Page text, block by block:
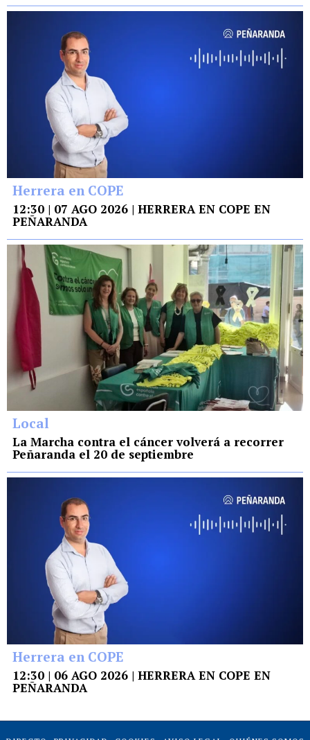
Herrera en COPE
12:30 | 07 AGO 2026 | HERRERA EN COPE EN
PEÑARANDA
Local
La Marcha contra el cáncer volverá a recorrer
Peñaranda el 20 de septiembre
Herrera en COPE
12:30 | 06 AGO 2026 | HERRERA EN COPE EN
PEÑARANDA